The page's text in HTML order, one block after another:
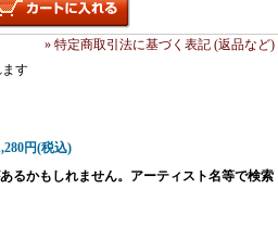
» 特定商取引法に基づく表記 (返品など)
す
円(税込)
るかもしれません。アーティスト名等で検索